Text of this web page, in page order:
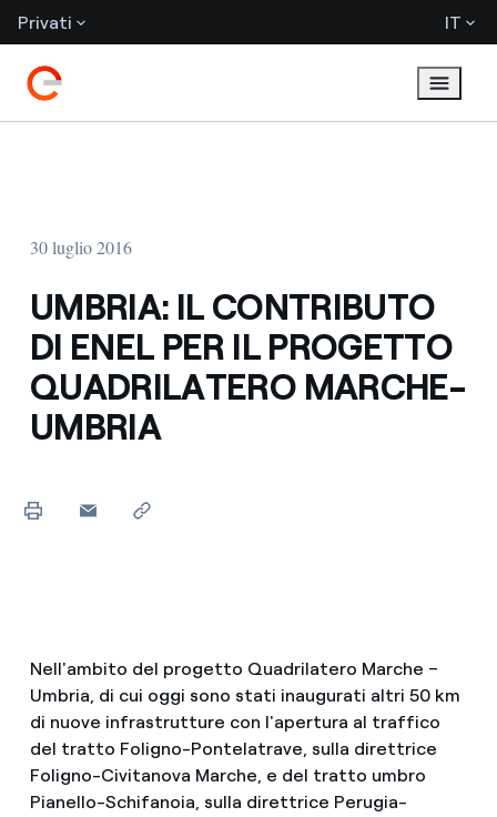
Privati IT
30 luglio 2016
UMBRIA: IL CONTRIBUTO
DI ENEL PER IL PROGETTO
QUADRILATERO MARCHE-
UMBRIA
Nell'ambito del progetto Quadrilatero Marche –
Umbria, di cui oggi sono stati inaugurati altri 50 km
di nuove infrastrutture con l'apertura al traffico
del tratto Foligno-Pontelatrave, sulla direttrice
Foligno-Civitanova Marche, e del tratto umbro
Pianello-Schifanoia, sulla direttrice Perugia-